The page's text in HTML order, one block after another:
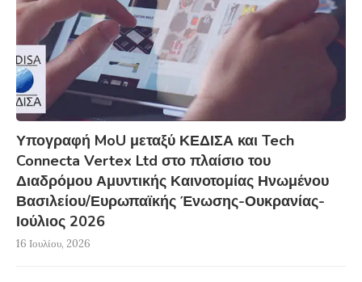
Υπογραφή MoU μεταξύ ΚΕΔΙΣΑ και Tech
Connecta Vertex Ltd στο πλαίσιο του
Διαδρόμου Αμυντικής Καινοτομίας Ηνωμένου
Βασιλείου/Ευρωπαϊκής Ένωσης-Ουκρανίας-
Ιούλιος 2026
16 Ιουλίου, 2026